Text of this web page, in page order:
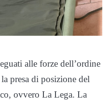
alle forze dell’ordine
presa di posizione del
ovvero La Lega. La